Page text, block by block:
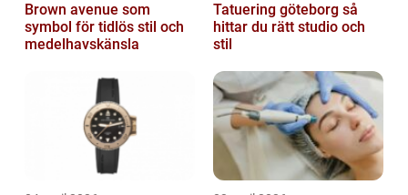
Brown avenue som
symbol för tidlös stil och
medelhavskänsla
Tatuering göteborg så
hittar du rätt studio och
stil